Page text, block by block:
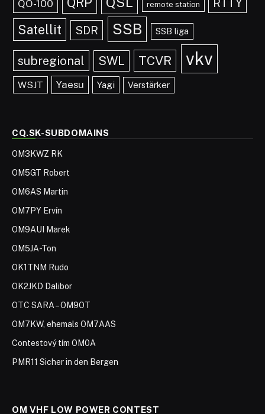
QO-100 remote station RTTY
Satellit SDR SSB SSB liga
subregional SWL TCVR vkv
WSJT Yaesu Yagi Verstärker
CQ.SK-SUBDOMAINS
OM3KWZ RK
OM5GT Robert
OM6AS Martin
OM7PY Ervín
OM9AUI Marek
OM5JA-Ton
OK1TNM Rudo
OK2JKD Dalibor
OTC SARA – OM9OT
OM7KW, ehemals OM7AAS
Contestový tím OM0A
PMR11 Sicher in den Bergen
OM VHF LOW POWER CONTEST